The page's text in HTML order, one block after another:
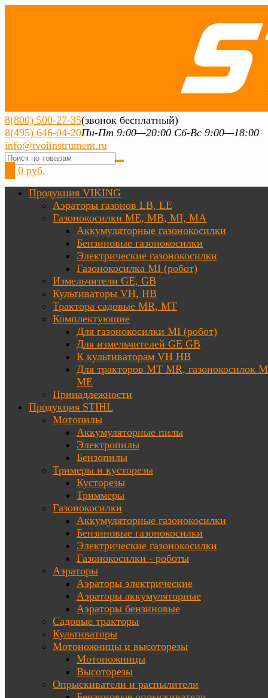
8(800) 500-27-35(звонок бесплатный)
8(495) 646-04-20Пн-Пт 9:00—20:00 Сб-Вс 9:00—18:00
info@tvoiinstrument.ru
0 руб.
Продукция VIKING
Аэраторы газонов LB, LE
Газонокосилки ME, MB, MI, MA
Аккумуляторные газонокосилки
Бензиновые газонокосилки
Электрические газонокосилки
Газонокосилка MI (робот)
Измельчители GE, GB
Культиваторы VH, HB
Трактора садовые MR, MT
Комплектующие
Для газонокосилки MI (робот)
Для измельчителей GE GB
К культиваторам VH HB
Для тракторов МТ MR, газонокосилок
ME
Принадлежности
Продукция STIHL
Мотопилы
Аккумуляторные пилы
Электропилы
Бензопилы
Тримеры и кусторезы
Кусторезы
Триммеры
Газонокосилки
Аккумуляторные газонокосилки
Бензиновые газонокосилки
Электрические газонокосилки
Газонокосилки - роботы
Аэраторы
Аэраторы электрические
Аэраторы аккумуляторные
Аэраторы бензиновые
Садовые тракторы
Культиваторы
Мотоножницы и высоторезы
Мотоножницы
Высоторезы
Опрыскиватели и распылители